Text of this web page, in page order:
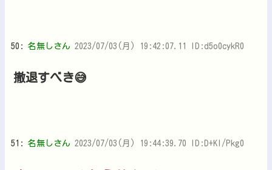
50: 名無しさん 2023/07/03(月) 19:42:07.11 ID:d5o0cykR0
撤退すべき😅
51: 名無しさん 2023/07/03(月) 19:44:39.70 ID:D+Kl/Pkg0